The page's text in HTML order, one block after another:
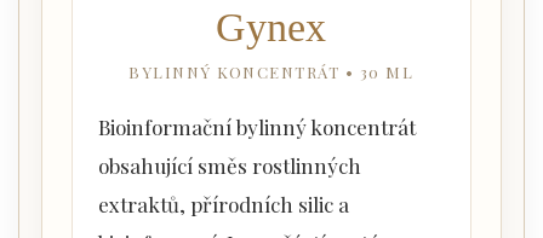
Gynex
BYLINNÝ KONCENTRÁT • 30 ML
Bioinformační bylinný koncentrát
obsahující směs rostlinných
extraktů, přírodních silic a